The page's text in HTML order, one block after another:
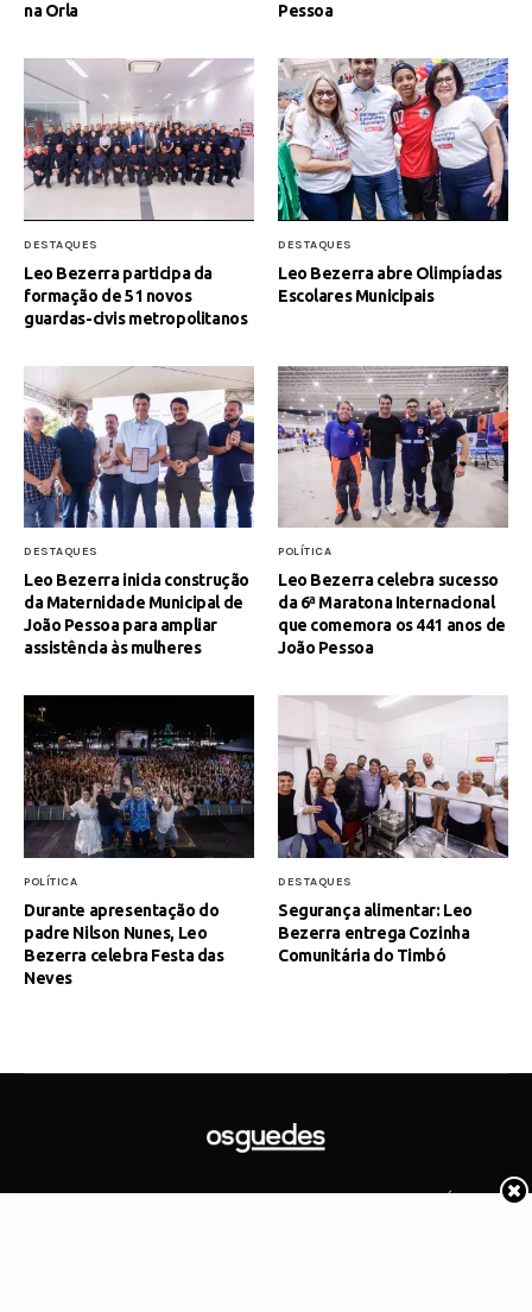
na Orla
Pessoa
DESTAQUES
Leo Bezerra participa da
formação de 51 novos
guardas-civis metropolitanos
DESTAQUES
Leo Bezerra abre Olimpíadas
Escolares Municipais
DESTAQUES
Leo Bezerra inicia construção
da Maternidade Municipal de
João Pessoa para ampliar
assistência às mulheres
POLÍTICA
Leo Bezerra celebra sucesso
da 6ª Maratona Internacional
que comemora os 441 anos de
João Pessoa
POLÍTICA
Durante apresentação do
padre Nilson Nunes, Leo
Bezerra celebra Festa das
Neves
DESTAQUES
Segurança alimentar: Leo
Bezerra entrega Cozinha
Comunitária do Timbó